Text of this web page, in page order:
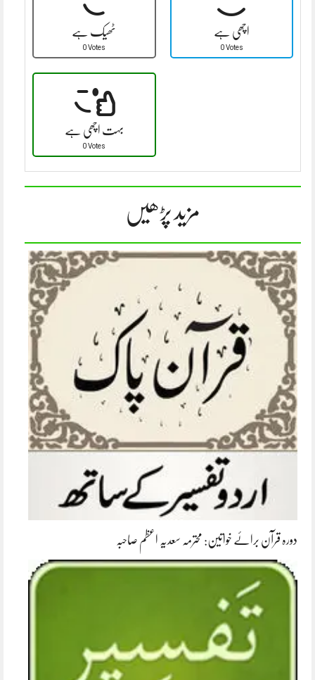
ٹھیک ہے
0 Votes
اچھی ہے
0 Votes
بہت اچھی ہے
0 Votes
مزید پڑھیں
دورہ قرآن برائے خواتین: محترمہ سعدیہ اعظم صاحبہ